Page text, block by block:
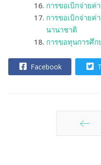
การขอเบิกจ่าย
การขอเบิกจ่ายค่
นานาชาติ
การขอทุนการศึ
Facebook